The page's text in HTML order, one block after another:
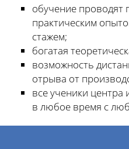
обучение проводят
практическим
стажем;
богатая
возможность
отрыва от
все ученики центра
в любое время с